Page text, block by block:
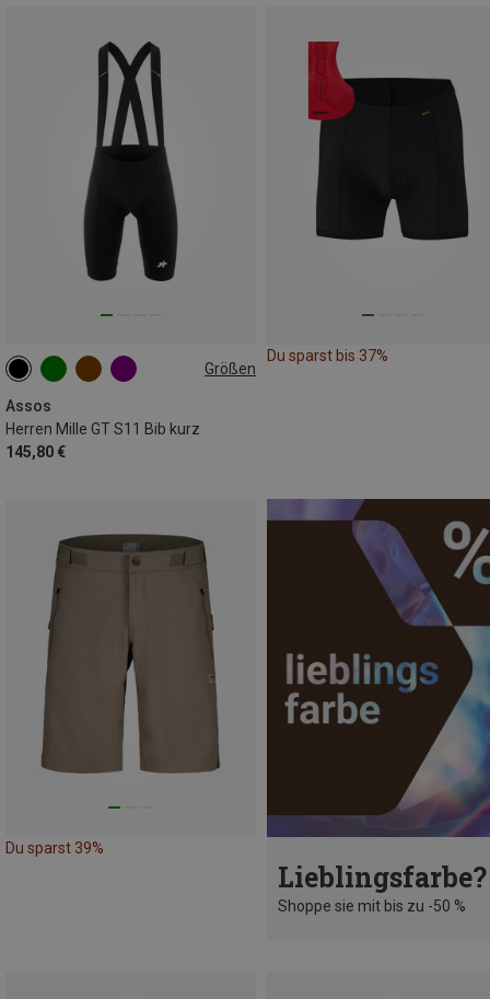
Größen
Assos
Herren Mille GT S11 Bib kurz
145,80 €
XS S L XL
Du sparst bis 37%
Du sparst 39%
Lieblingsfarbe?
Shoppe sie mit bis zu -50 %